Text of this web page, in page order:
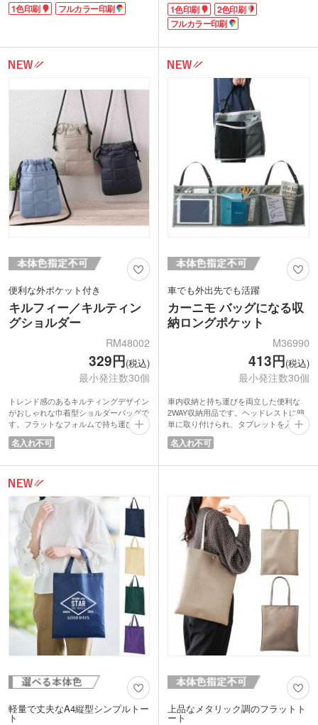
カードが収納できます。普段は斜め掛け
ます。シンプルなデザインで男女を問い
1色やフルカラーでの名入れ印刷ができ
あり、オリジナリティのあるノベルティ
グッズができます。
1色印刷 フルカラー印刷
ので普段は長く、レジャーや自転車でち
ょっと出かけたい時は短くするなど、
違いなし!
ュ・ネイビーブルー・インクブラックの
3色カラーから選べるので、男女問わず
使用できます。
1色または2色印刷か、フルカラー転写で
のオリジナル印刷が可能です。ロゴやイ
ラストを印刷しておしゃれなオリジナル
グッズにするのはいかがでしょうか。
1色印刷
2色印刷
フルカラー印刷
便利な外ポケット付き
キルフィー／キルティン
グショルダー
RM48002
329円(税込)
最小発注数30個
トレンド感のあるキルティングデザイン
がおしゃれな巾着型ショルダーバッグで
す。フラットなフォルムで持ち運びやす
くちょっとしたお出かけやイベント、旅
行のサブバッグとしても活躍。
ものをサッと取り出せます。軽量で使い
勝手がよく、実用性とデザイン性を兼ね
備えた幅広い世代に喜ばれるアイテムで
名入れ不可
車でも外出先でも活躍
カーニモ バッグになる収
納ロングポケット
M36990
413円(税込)
最小発注数30個
車内収納と持ち運びを両立した便利な
2WAY収納用品です。ヘッドレストに簡
単に取り付けられ、タブレットを入れた
まま操作できる専用ポケット1つ、メッ
シュポケット2つ、浅型ポケット3つを備
使用後はボタンを留めるだけでトートバ
行、営業車などさまざまなシーンで活躍
します。実用性が高く、ノベルティや販
促品としてもおすすめの商品です。
名入れ不可
軽量で丈夫なA4縦型シンプルトー
ト
上品なメタリック調のフラットト
ート